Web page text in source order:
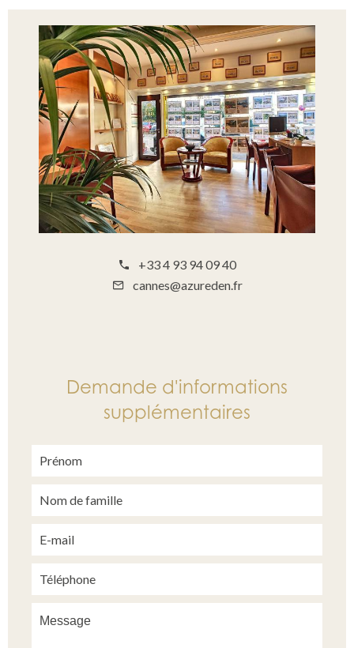
+33 4 93 94 09 40
cannes@azureden.fr
Demande d'informations
supplémentaires